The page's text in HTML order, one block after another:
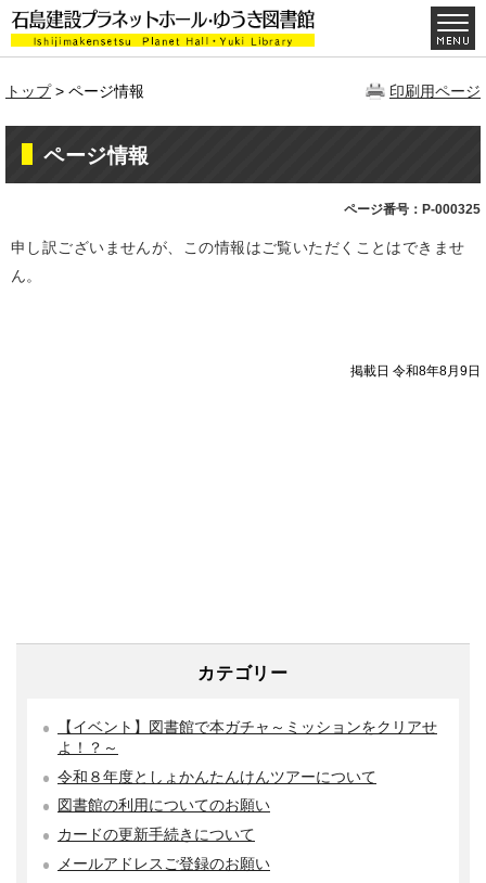
印刷用ページ
トップ> ページ情報
ページ情報
ページ番号：P-000325
申し訳ございませんが、この情報はご覧いただくことはできませ
ん。
掲載日 令和8年8月9日
カテゴリー
【イベント】図書館で本ガチャ～ミッションをクリアせ
よ！？～
令和８年度としょかんたんけんツアーについて
図書館の利用についてのお願い
カードの更新手続きについて
メールアドレスご登録のお願い